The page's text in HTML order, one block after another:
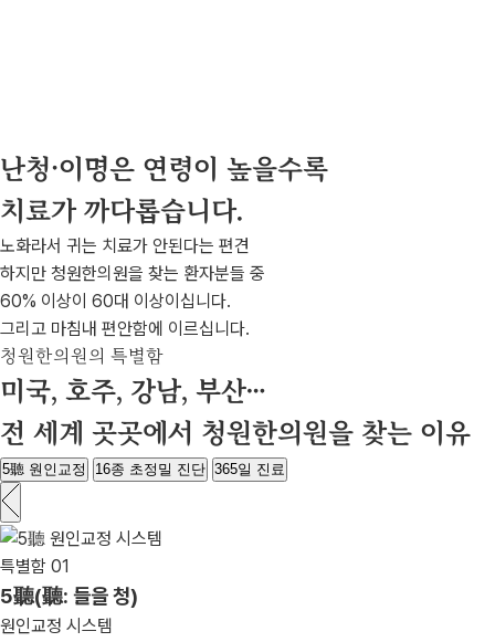
난청·이명은 연령이 높을수록
치료가 까다롭습니다.
노화라서 귀는 치료가 안된다는 편견
하지만 청원한의원을 찾는 환자분들 중
60% 이상이 60대 이상이십니다.
그리고 마침내 편안함에 이르십니다.
청원한의원의 특별함
미국, 호주, 강남, 부산…
전 세계 곳곳에서 청원한의원을 찾는 이유
5聽 원인교정 16종 초정밀 진단 365일 진료
특별함 01
5聽(聽: 들을 청)
원인교정 시스템